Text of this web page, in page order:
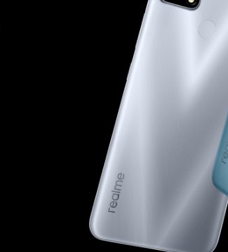
realme GT 6T
realme Buds Air6